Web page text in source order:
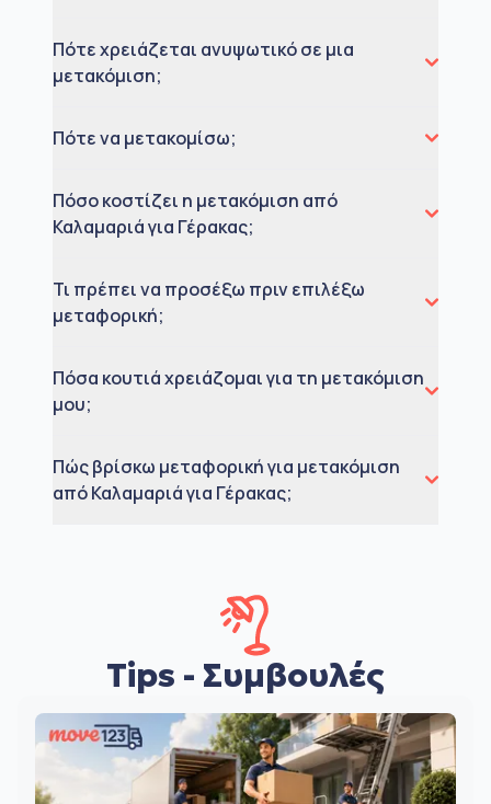
Πότε χρειάζεται ανυψωτικό σε μια
μετακόμιση;
Πότε να μετακομίσω;
Πόσο κοστίζει η μετακόμιση από
Καλαμαριά για Γέρακας;
Τι πρέπει να προσέξω πριν επιλέξω
μεταφορική;
Πόσα κουτιά χρειάζομαι για τη μετακόμιση
μου;
Πώς βρίσκω μεταφορική για μετακόμιση
από Καλαμαριά για Γέρακας;
Tips - Συμβουλές